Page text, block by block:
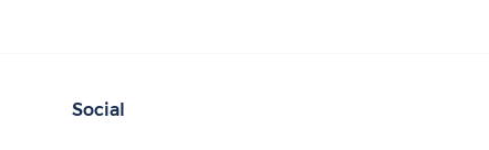
Social